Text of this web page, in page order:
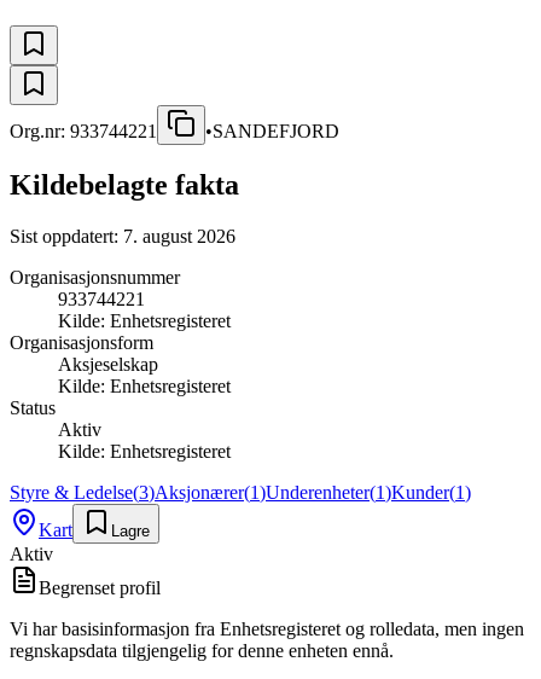
Org.nr: 933744221 •SANDEFJORD
Kildebelagte fakta
Sist oppdatert: 7. august 2026
Organisasjonsnummer
933744221
Kilde: Enhetsregisteret
Organisasjonsform
Aksjeselskap
Kilde: Enhetsregisteret
Status
Aktiv
Kilde: Enhetsregisteret
Styre & Ledelse(3)Aksjonærer(1)Underenheter(1)Kunder(1)
Kart
Lagre
Aktiv
Begrenset profil
Vi har basisinformasjon fra Enhetsregisteret og rolledata, men ingen
regnskapsdata tilgjengelig for denne enheten ennå.